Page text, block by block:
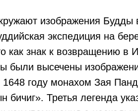
изображения Будды
экспедиция на
как знак к возвращению в
были высечены
году монахом Зая
бичиг». Третья легенда